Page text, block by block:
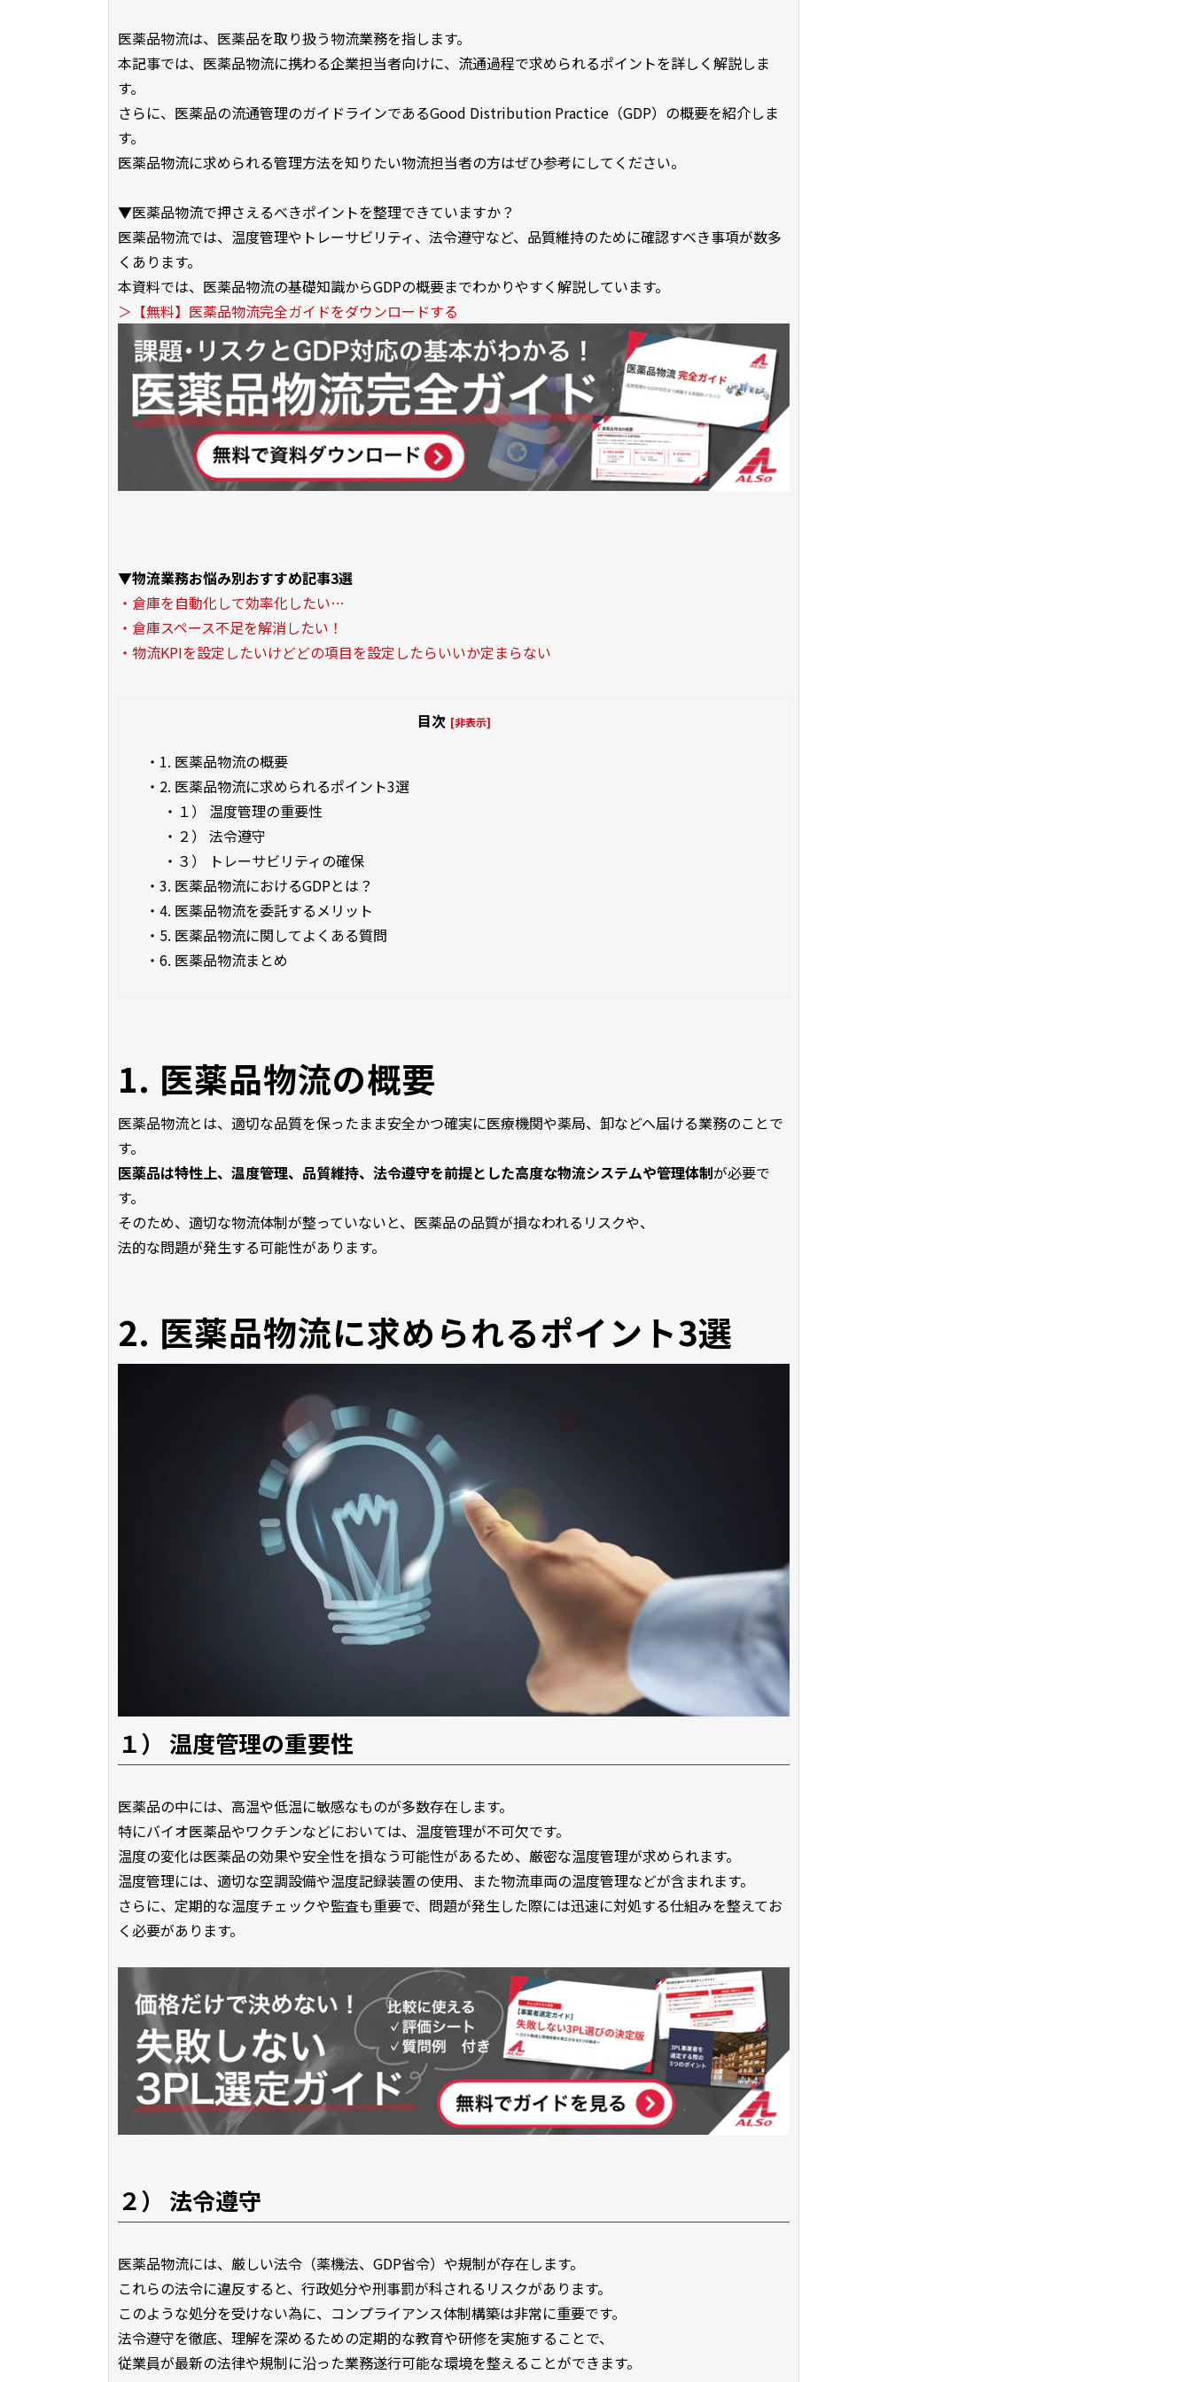
医薬品物流は、医薬品を取り扱う物流業務を指します。
本記事では、医薬品物流に携わる企業担当者向けに、流通過程で求められるポイントを詳しく解説しま
す。
さらに、医薬品の流通管理のガイドラインであるGood Distribution Practice（GDP）の概要を紹介しま
す。
医薬品物流に求められる管理方法を知りたい物流担当者の方はぜひ参考にしてください。
▼医薬品物流で押さえるべきポイントを整理できていますか？
医薬品物流では、温度管理やトレーサビリティ、法令遵守など、品質維持のために確認すべき事項が数多
くあります。
本資料では、医薬品物流の基礎知識からGDPの概要までわかりやすく解説しています。
＞【無料】医薬品物流完全ガイドをダウンロードする
▼物流業務お悩み別おすすめ記事3選
・倉庫を自動化して効率化したい…
・倉庫スペース不足を解消したい！
・物流KPIを設定したいけどどの項目を設定したらいいか定まらない
目次 [非表示]
・ 1. 医薬品物流の概要
・ 2. 医薬品物流に求められるポイント3選
・ １） 温度管理の重要性
・ ２） 法令遵守
・ ３） トレーサビリティの確保
・ 3. 医薬品物流におけるGDPとは？
・ 4. 医薬品物流を委託するメリット
・ 5. 医薬品物流に関してよくある質問
・ 6. 医薬品物流まとめ
1. 医薬品物流の概要
医薬品物流とは、適切な品質を保ったまま安全かつ確実に医療機関や薬局、卸などへ届ける業務のことで
す。
医薬品は特性上、温度管理、品質維持、法令遵守を前提とした高度な物流システムや管理体制が必要で
す。
そのため、適切な物流体制が整っていないと、医薬品の品質が損なわれるリスクや、
法的な問題が発生する可能性があります。
2. 医薬品物流に求められるポイント3選
１） 温度管理の重要性
医薬品の中には、高温や低温に敏感なものが多数存在します。
特にバイオ医薬品やワクチンなどにおいては、温度管理が不可欠です。
温度の変化は医薬品の効果や安全性を損なう可能性があるため、厳密な温度管理が求められます。
温度管理には、適切な空調設備や温度記録装置の使用、また物流車両の温度管理などが含まれます。
さらに、定期的な温度チェックや監査も重要で、問題が発生した際には迅速に対処する仕組みを整えてお
く必要があります。
２） 法令遵守
医薬品物流には、厳しい法令（薬機法、GDP省令）や規制が存在します。
これらの法令に違反すると、行政処分や刑事罰が科されるリスクがあります。
このような処分を受けない為に、コンプライアンス体制構築は非常に重要です。
法令遵守を徹底、理解を深めるための定期的な教育や研修を実施することで、
従業員が最新の法律や規制に沿った業務遂行可能な環境を整えることができます。